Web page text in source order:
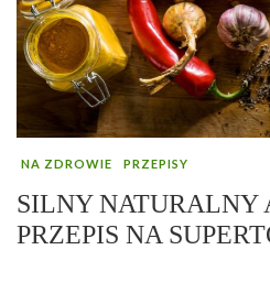
NA ZDROWIE PRZEPISY
SILNY NATURALNY
PRZEPIS NA